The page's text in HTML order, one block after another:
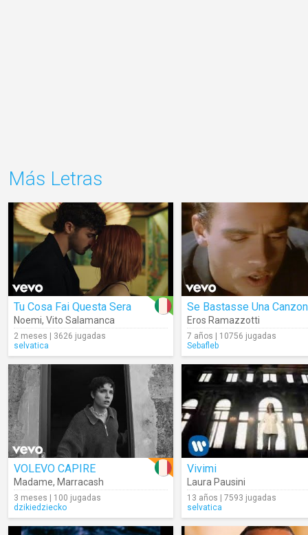
Más Letras
Tu Cosa Fai Questa Sera
Noemi, Vito Salamanca
2 meses | 3626 jugadas
selvatica
Se Bastasse Una
Eros Ramazzotti
7 años | 10756 jugadas
Sebafleb
VOLEVO CAPIRE
Madame, Marracash
3 meses | 100 jugadas
dzikiedziecko
Vivimi
Laura Pausini
13 años | 7593 jugadas
selvatica